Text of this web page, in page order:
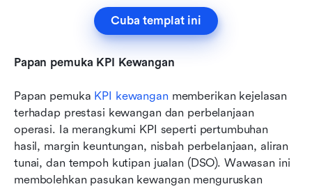
Cuba templat ini
Papan pemuka KPI Kewangan
Papan pemuka KPI kewangan memberikan kejelasan
terhadap prestasi kewangan dan perbelanjaan
operasi. Ia merangkumi KPI seperti pertumbuhan
hasil, margin keuntungan, nisbah perbelanjaan, aliran
tunai, dan tempoh kutipan jualan (DSO). Wawasan ini
membolehkan pasukan kewangan menguruskan